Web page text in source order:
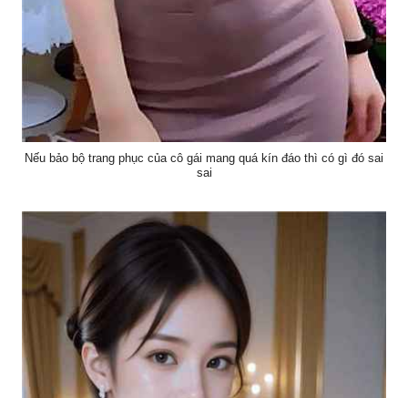
Nếu bảo bộ trang phục của cô gái mang quá kín đáo thì có gì đó sai
sai